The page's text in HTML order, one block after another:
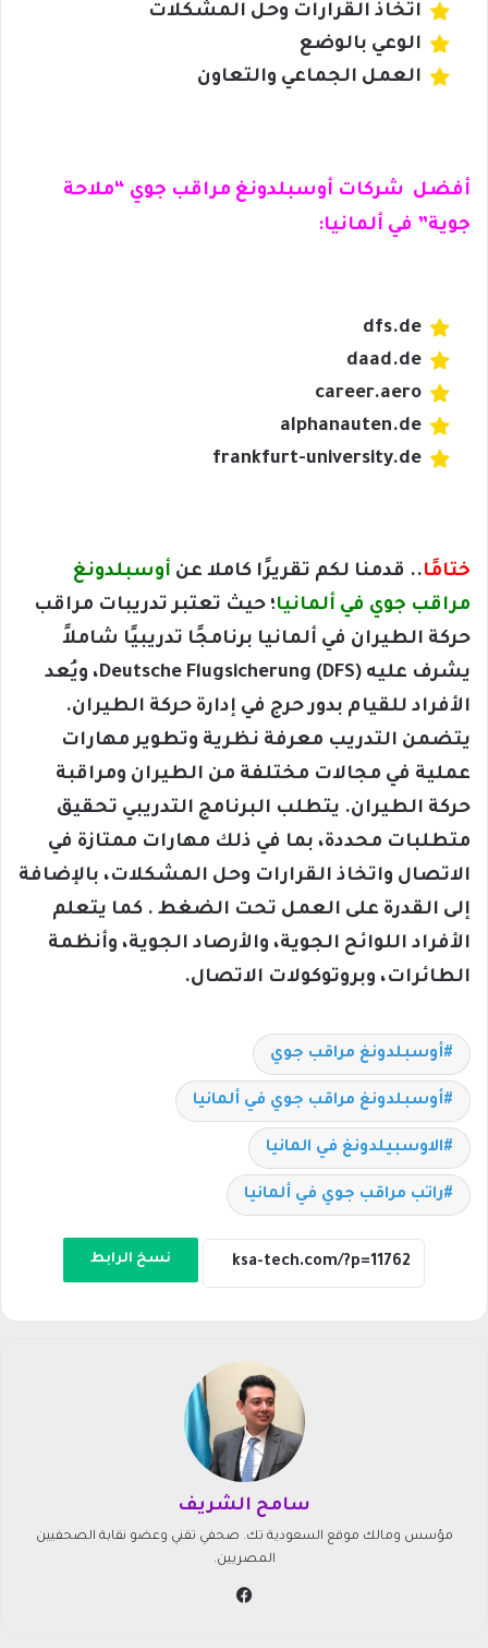
اتخاذ القرارات وحل المشكلات
الوعي بالوضع
العمل الجماعي والتعاون
أفضل شركات أوسبلدونغ مراقب جوي “ملاحة
جوية” في ألمانيا:
dfs.de
daad.de
career.aero
alphanauten.de
frankfurt-university.de
ختامًا.. قدمنا لكم تقريرًا كاملا عن أوسبلدونغ
مراقب جوي في ألمانيا؛ حيث تعتبر تدريبات مراقب
حركة الطيران في ألمانيا برنامجًا تدريبيًا شاملاً
يشرف عليه Deutsche Flugsicherung (DFS)، ويُعد
الأفراد للقيام بدور حرج في إدارة حركة الطيران.
يتضمن التدريب معرفة نظرية وتطوير مهارات
عملية في مجالات مختلفة من الطيران ومراقبة
حركة الطيران. يتطلب البرنامج التدريبي تحقيق
متطلبات محددة، بما في ذلك مهارات ممتازة في
الاتصال واتخاذ القرارات وحل المشكلات، بالإضافة
إلى القدرة على العمل تحت الضغط . كما يتعلم
الأفراد اللوائح الجوية، والأرصاد الجوية، وأنظمة
الطائرات، وبروتوكولات الاتصال.
أوسبلدونغ مراقب جوي
أوسبلدونغ مراقب جوي في ألمانيا
الاوسبيلدونغ في المانيا
راتب مراقب جوي في ألمانيا
نسخ الرابط
سامح الشريف
مؤسس ومالك موقع السعودية تك. صحفي تقني وعضو نقابة الصحفيين
المصريين.